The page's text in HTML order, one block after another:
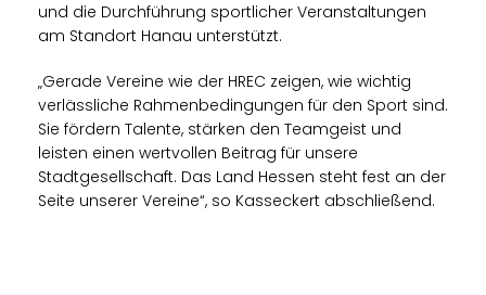
und die Durchführung sportlicher Veranstaltungen
am Standort Hanau unterstützt.
Gerade Vereine wie der HREC zeigen, wie wichtig
verlässliche Rahmenbedingungen für den Sport sind.
Sie fördern Talente, stärken den Teamgeist und
leisten einen wertvollen Beitrag für unsere
Stadtgesellschaft. Das Land Hessen steht fest an der
Seite unserer Vereine“, so Kasseckert abschließend.